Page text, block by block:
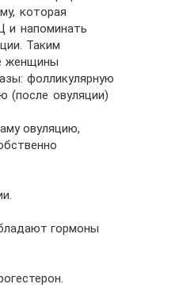
которая
и напоминать
Таким
женщины
фолликулярную
(после овуляции)
овуляцию,
гормоны